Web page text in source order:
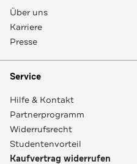
Über uns
Karriere
Presse
Service
Hilfe & Kontakt
Partnerprogramm
Widerrufsrecht
Studentenvorteil
Kaufvertrag widerrufen